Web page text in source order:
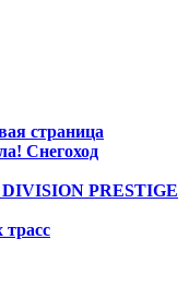
страница
Снегоход
PRESTIGE
трасс